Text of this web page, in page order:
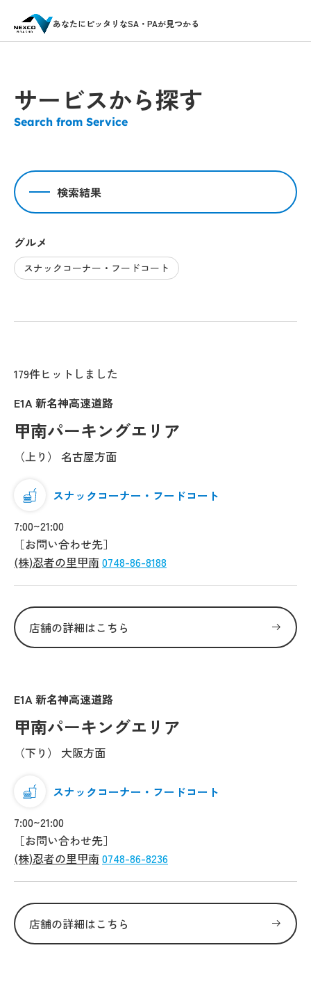
あなたにピッタリなSA・PAが見つかる
サービスから探す
Search from Service
検索結果
グルメ
スナックコーナー・フードコート
179件ヒットしました
E1A 新名神高速道路
甲南パーキングエリア
（上り） 名古屋方面
スナックコーナー・フードコート
7:00~21:00
［お問い合わせ先］
(株)忍者の里甲南0748-86-8188
店舗の詳細はこちら
E1A 新名神高速道路
甲南パーキングエリア
（下り） 大阪方面
スナックコーナー・フードコート
7:00~21:00
［お問い合わせ先］
(株)忍者の里甲南0748-86-8236
店舗の詳細はこちら